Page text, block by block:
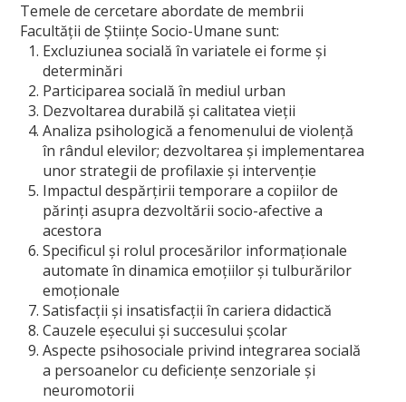
Sociologie - Asistenţă socială
Ştiinţe ale Educaţiei
Școală doctorală de Sociologie
Doctoranzi
Regulamentul școlii doctorale
Admitere Doctorat
Ph. D in Sociology at the University of Oradea
Bursa Doctorala
CV cadre didactice
CERCETARE
Centre de cercetare
Temele de cercetare abordate de membrii
Facultăţii de Ştiinţe Socio-Umane sunt:
Excluziunea socială în variatele ei forme şi
determinări
Participarea socială în mediul urban
Dezvoltarea durabilă şi calitatea vieţii
Analiza psihologică a fenomenului de violenţă
în rândul elevilor; dezvoltarea şi implementarea
unor strategii de profilaxie şi intervenţie
Impactul despărţirii temporare a copiilor de
părinţi asupra dezvoltării socio-afective a
acestora
Specificul şi rolul procesărilor informaţionale
automate în dinamica emoţiilor şi tulburărilor
emoţionale
Satisfacţii şi insatisfacţii în cariera didactică
Cauzele eşecului şi succesului şcolar
Aspecte psihosociale privind integrarea socială
a persoanelor cu deficienţe senzoriale şi
neuromotorii